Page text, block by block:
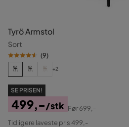
Tyrö Armstol
Sort
(9)
+2
SE PRISEN!
Pris
499,-/stk
Original
Før699,-
Tidligere laveste pris 499,-